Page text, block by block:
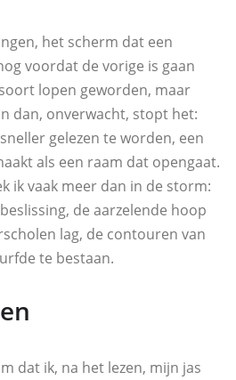
het scherm dat een
voordat de vorige is gaan
lopen geworden, maar
dan, onverwacht, stopt het:
gelezen te worden, een
als een raam dat opengaat.
ik vaak meer dan in de storm:
de aarzelende hoop
lag, de contouren van
te bestaan.
dat ik, na het lezen, mijn jas